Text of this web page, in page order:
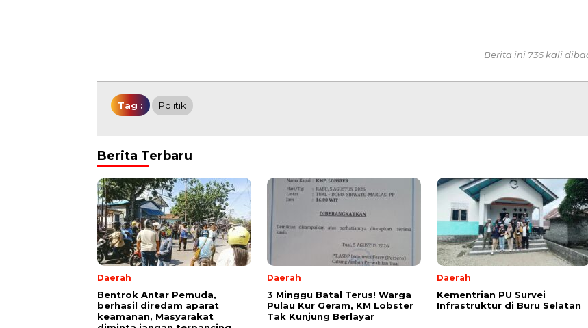
Berita ini 736 kali
Tag : Politik
Berita Terbaru
Daerah
Bentrok Antar Pemuda,
berhasil diredam aparat
keamanan, Masyarakat
Daerah
3 Minggu Batal Terus! Warga
Pulau Kur Geram, KM Lobster
Tak Kunjung Berlayar
Daerah
Kementrian PU Survei
Infrastruktur di Buru Selatan